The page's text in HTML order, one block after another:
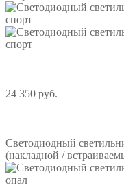
24 350 руб.
Светодиодный
(накладной /